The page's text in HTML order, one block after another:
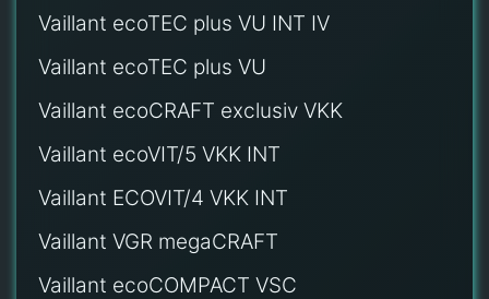
Vaillant ecoTEC plus VU INT IV
Vaillant ecoTEC plus VU
Vaillant ecoCRAFT exclusiv VKK
Vaillant ecoVIT/5 VKK INT
Vaillant ECOVIT/4 VKK INT
Vaillant VGR megaCRAFT
Vaillant ecoCOMPACT VSC